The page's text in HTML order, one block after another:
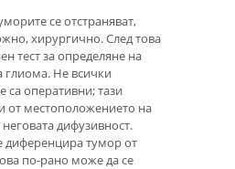
се отстраняват,
хирургично. След това
тест за определяне на
глиома. Не всички
са оперативни; тази
от местоположението на
дифузивност.
диференцира тумор от
по-рано може да се